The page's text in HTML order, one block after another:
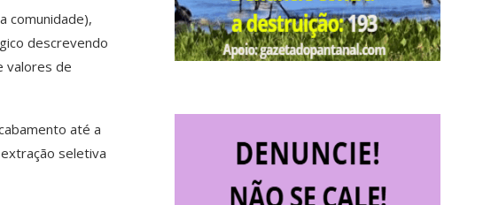
comunidade),
descrevendo
valores de
até a
seletiva